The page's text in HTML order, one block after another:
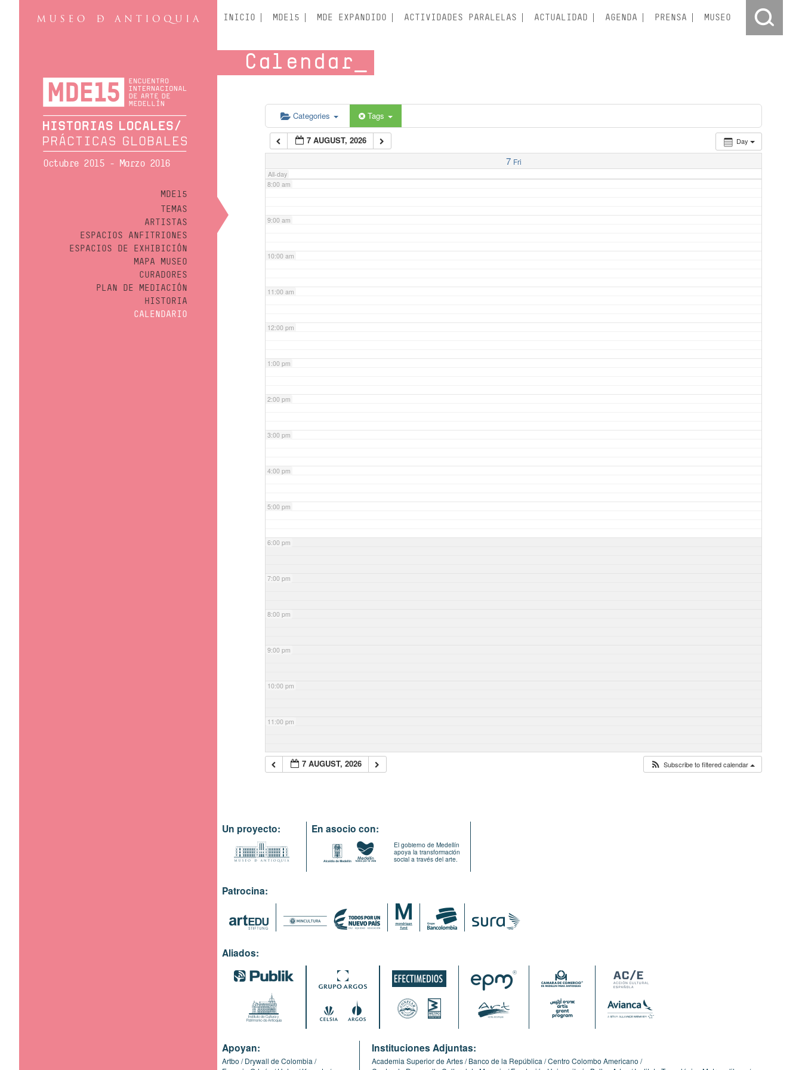
Octubre 2015 - Marzo 2016
MDE15
TEMAS
ARTISTAS
ESPACIOS ANFITRIONES
ESPACIOS DE EXHIBICIÓN
MAPA MUSEO
CURADORES
PLAN DE MEDIACIÓN
HISTORIA
CALENDARIO
INICIO MDE15 MDE EXPANDIDO ACTIVIDADES PARALELAS ACTUALIDAD AGENDA PRENSA MUSEO
Calendar
Categories Tags
Day
7 AUGUST, 2026
7 Fri
All-day
5:00 am
6:00 am
7:00 am
8:00 am
9:00 am
10:00 am
11:00 am
12:00 pm
1:00 pm
2:00 pm
3:00 pm
4:00 pm
5:00 pm
6:00 pm
7:00 pm
8:00 pm
9:00 pm
10:00 pm
11:00 pm
7 AUGUST, 2026 Subscribe to filtered calendar
Un proyecto: En asocio con:
El gobierno de Medellín
apoya la transformación
social a través del arte.
Patrocina:
Aliados:
Apoyan:
Artbo
Drywall de Colombia
Instituciones Adjuntas:
Academia Superior de Artes Banco de la República Centro Colombo Americano